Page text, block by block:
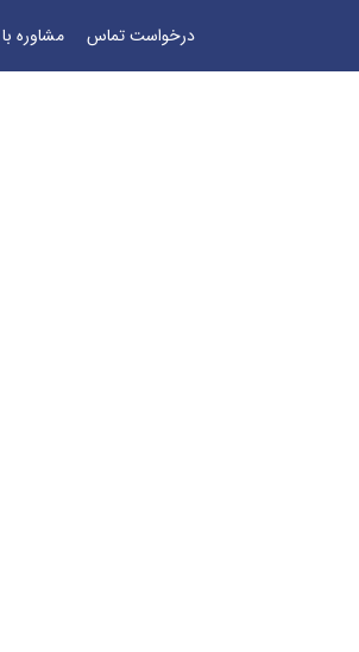
درخواست تماس مشاوره